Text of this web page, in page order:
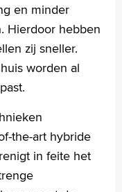
en minder
Hierdoor hebben
zij sneller.
worden al
the-art hybride
in feite het